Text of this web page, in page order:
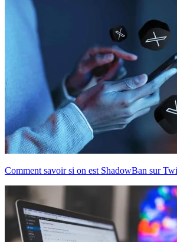
Comment savoir si on est ShadowBan sur